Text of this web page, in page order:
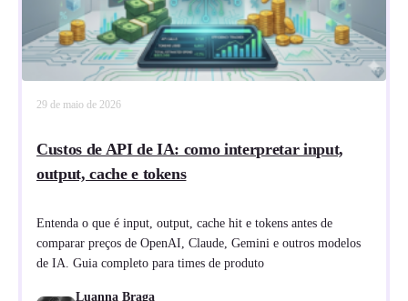
29 de maio de 2026
Custos de API de IA: como interpretar input,
output, cache e tokens
Entenda o que é input, output, cache hit e tokens antes de
comparar preços de OpenAI, Claude, Gemini e outros modelos
de IA. Guia completo para times de produto
Luanna Braga